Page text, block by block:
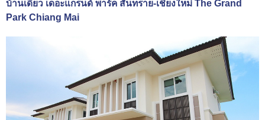
บ้านเดี่ยว เดอะแกรนด์ พาร์ค สันทราย-เชียงใหม่ The Grand
Park Chiang Mai